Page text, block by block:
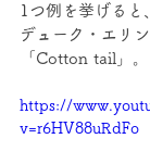
1つ例を挙げると
デューク・エリ
「Cotton tail」。
https://
v=r6HV88uRdFo